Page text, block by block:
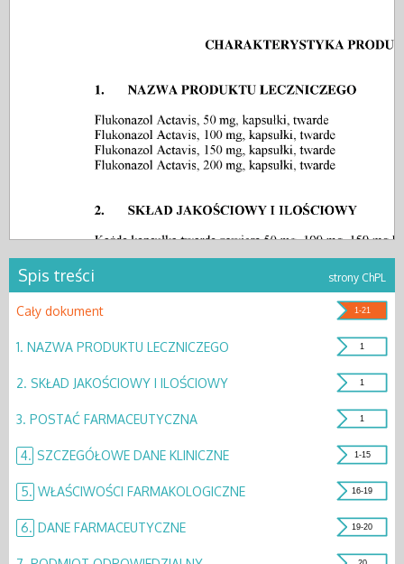
Spis treści strony ChPL
Cały dokument 1-21
1. NAZWA PRODUKTU LECZNICZEGO 1
2. SKŁAD JAKOŚCIOWY I ILOŚCIOWY 1
3. POSTAĆ FARMACEUTYCZNA 1
4. SZCZEGÓŁOWE DANE KLINICZNE 1-15
5. WŁAŚCIWOŚCI FARMAKOLOGICZNE 16-19
6. DANE FARMACEUTYCZNE 19-20